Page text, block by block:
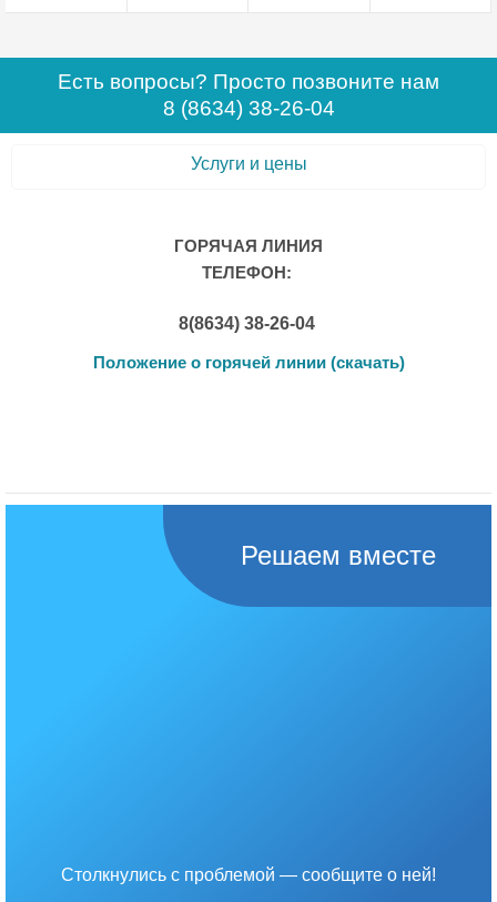
Есть вопросы? Просто позвоните нам
8 (8634) 38-26-04
Услуги и цены
ГОРЯЧАЯ ЛИНИЯ
ТЕЛЕФОН:
8(8634) 38-26-04
Положение о горячей линии (скачать)
Решаем вместе
Столкнулись с проблемой — сообщите о ней!